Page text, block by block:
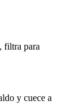
filtra para
y cuece a